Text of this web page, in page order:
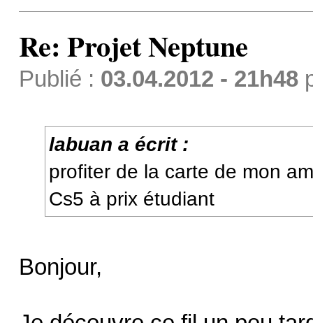
Re: Projet Neptune
Publié : 03.04.2012 - 21h48
labuan a écrit :
profiter de la carte de mon
Cs5 à prix étudiant
Bonjour,